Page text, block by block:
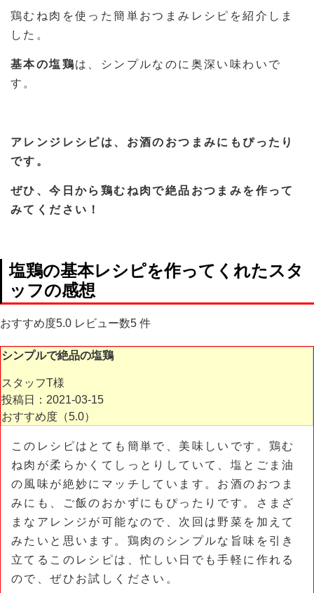
鶏むね肉を使った簡単おつまみレシピを紹介しま
した。
基本の塩鶏は、シンプルなのに奥深い味わいで
す。
アレンジレシピは、お酒のおつまみにもぴったり
です。
ぜひ、今日から鶏むね肉で絶品おつまみを作って
みてください！
塩鶏の基本レシピを作ってくれたスタ
ッフの感想
おすすめ度5.0 レビュー数5 件
シンプルで絶品の塩鶏
スタッフT様
投稿日：2021-03-15
おすすめ度（5.0）
このレシピはとても簡単で、美味しいです。鶏む
ね肉が柔らかくてしっとりしていて、塩とごま油
の風味が絶妙にマッチしています。お酒のおつま
みにも、ご飯のおかずにもぴったりです。さまざ
まなアレンジが可能なので、次回は野菜を加えて
みたいと思います。鶏肉のシンプルな旨味を引き
立てるこのレシピは、忙しい日でも手軽に作れる
ので、ぜひお試しください。